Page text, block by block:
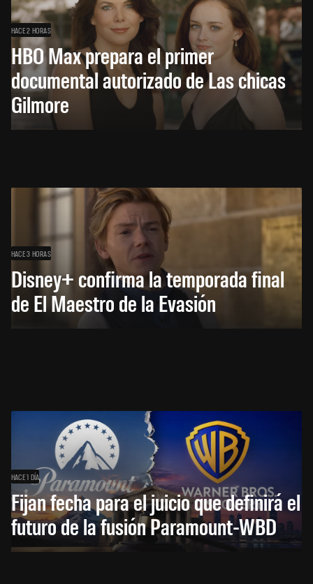
HACE 2 HORAS
HBO Max prepara el primer
documental autorizado de Las chicas
Gilmore
HACE 3 HORAS
Disney+ confirma la temporada final
de El Maestro de la Evasión
HACE 1 DÍA
Fijan fecha para el juicio que definirá el
futuro de la fusión Paramount-WBD